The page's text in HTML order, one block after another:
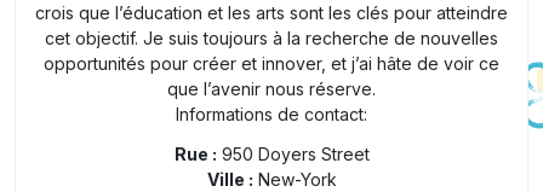
crois que l’éducation et les arts sont les clés pour atteindre
cet objectif. Je suis toujours à la recherche de nouvelles
opportunités pour créer et innover, et j’ai hâte de voir ce
que l’avenir nous réserve.
Informations de contact:
Rue : 950 Doyers Street
Ville : New-York